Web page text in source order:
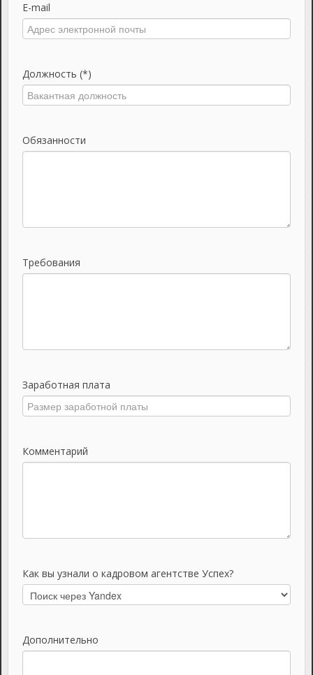
E-mail
Должность (*)
Обязанности
Требования
Заработная плата
Комментарий
Как вы узнали о кадровом агентстве Успех?
Дополнительно